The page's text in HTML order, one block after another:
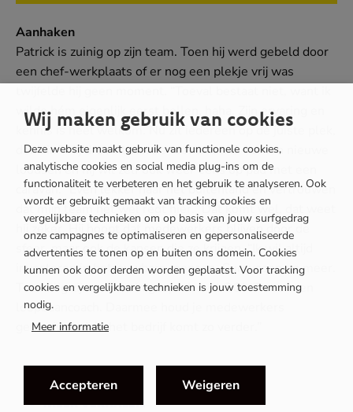
venster)
Aanhaken
Patrick is zuinig op zijn team. Toen hij werd gebeld door
een chef-werkplaats of er nog een plekje vrij was
wilde hém eigenlijk eerst bellen, haha. Zijn ervaring en
kennis is heel welkom. Nu zit iedereen op de juiste plek,
denk ik.” Hij droomt van de toekomst. Er komen nieuwe
loodsen en hij wil zelf ook weer eens op pad met een
caravan. “Even lekker naar het buitenland en vertrouwen
dat mijn team het wel redt hier.” Dat komt wel, dat weet
hij zeker. Hij hoopt dat medewerkers blijven door de
sfeer, maar ook de kansen die ze krijgen. “Ik wil altijd
investeren in betrouwbare mensen. Cursussen en meer.
Toevallig zijn we net in gesprek met OOMT over een
loopbaancoach. Daarmee houd je medewerkers
gemotiveerd én het bedrijf komt zo verder.”
MEER VERHALEN
Wij maken gebruik van cookies
Deze website maakt gebruik van functionele cookies,
analytische cookies en social media plug-ins om de
functionaliteit te verbeteren en het gebruik te analyseren. Ook
wordt er gebruikt gemaakt van tracking cookies en
vergelijkbare technieken om op basis van jouw surfgedrag
onze campagnes te optimaliseren en gepersonaliseerde
advertenties te tonen op en buiten ons domein. Cookies
kunnen ook door derden worden geplaatst. Voor tracking
cookies en vergelijkbare technieken is jouw toestemming
nodig.
Meer informatie
Accepteren Weigeren